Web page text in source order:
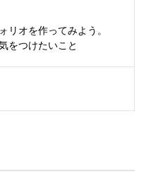
リオを作ってみよう。
をつけたいこと